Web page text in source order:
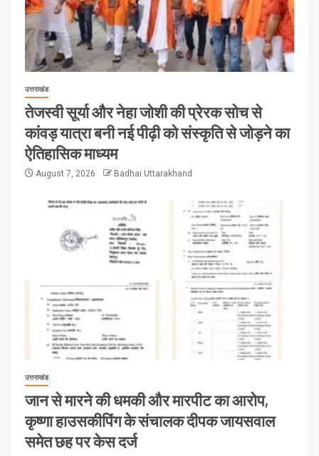
उत्तराखंड
तेजस्वी सूर्या और नेहा जोशी की प्रेरक सोच से
कांवड़ यात्रा बनी नई पीढ़ी को संस्कृति से जोड़ने का
ऐतिहासिक माध्यम
August 7, 2026 Badhai Uttarakhand
उत्तराखंड
जान से मारने की धमकी और मारपीट का आरोप,
कृष्णा हाउसकीपिंग के संचालक दीपक जायसवाल
समेत छह पर केस दर्ज